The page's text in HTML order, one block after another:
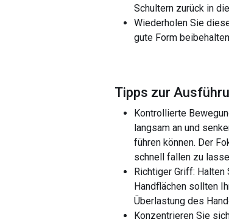
Schultern zurück in
Wiederholen Sie
gute Form
Tipps zur
Kontrollierte
langsam an und
führen können. Der
schnell fallen zu
Richtiger Griff:
Handflächen sollten
Überlastung des
Konzentrieren Sie